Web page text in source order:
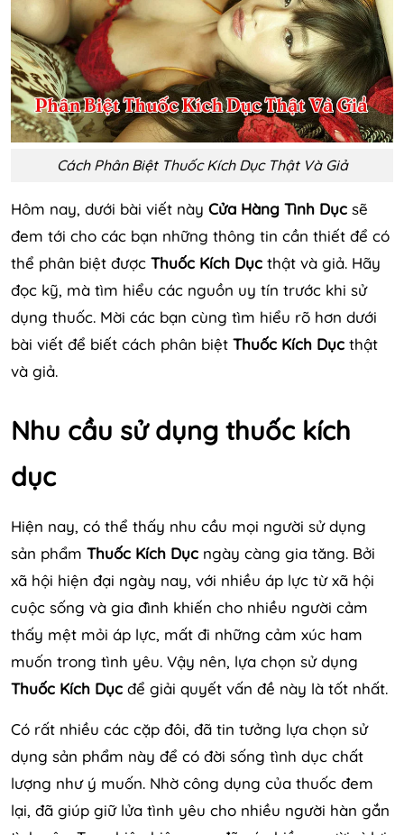
Cách Phân Biệt Thuốc Kích Dục Thật Và Giả
Hôm nay, dưới bài viết này Cửa Hàng Tình Dục sẽ
đem tới cho các bạn những thông tin cần thiết để có
thể phân biệt được Thuốc Kích Dục thật và giả. Hãy
đọc kỹ, mà tìm hiểu các nguồn uy tín trước khi sử
dụng thuốc. Mời các bạn cùng tìm hiểu rõ hơn dưới
bài viết để biết cách phân biệt Thuốc Kích Dục thật
và giả.
Nhu cầu sử dụng thuốc kích
dục
Hiện nay, có thể thấy nhu cầu mọi người sử dụng
sản phẩm Thuốc Kích Dục ngày càng gia tăng. Bởi
xã hội hiện đại ngày nay, với nhiều áp lực từ xã hội
cuộc sống và gia đình khiến cho nhiều người cảm
thấy mệt mỏi áp lực, mất đi những cảm xúc ham
muốn trong tình yêu. Vậy nên, lựa chọn sử dụng
Thuốc Kích Dục để giải quyết vấn đề này là tốt nhất.
Có rất nhiều các cặp đôi, đã tin tưởng lựa chọn sử
dụng sản phẩm này để có đời sống tình dục chất
lượng như ý muốn. Nhờ công dụng của thuốc đem
lại, đã giúp giữ lửa tình yêu cho nhiều người hàn gắn